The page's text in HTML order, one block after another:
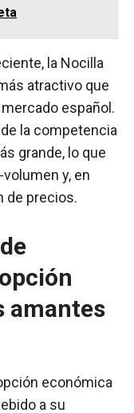
la Nocilla
atractivo que
español.
la competencia
grande, lo que
y, en
de precios.
amantes
económica
a su